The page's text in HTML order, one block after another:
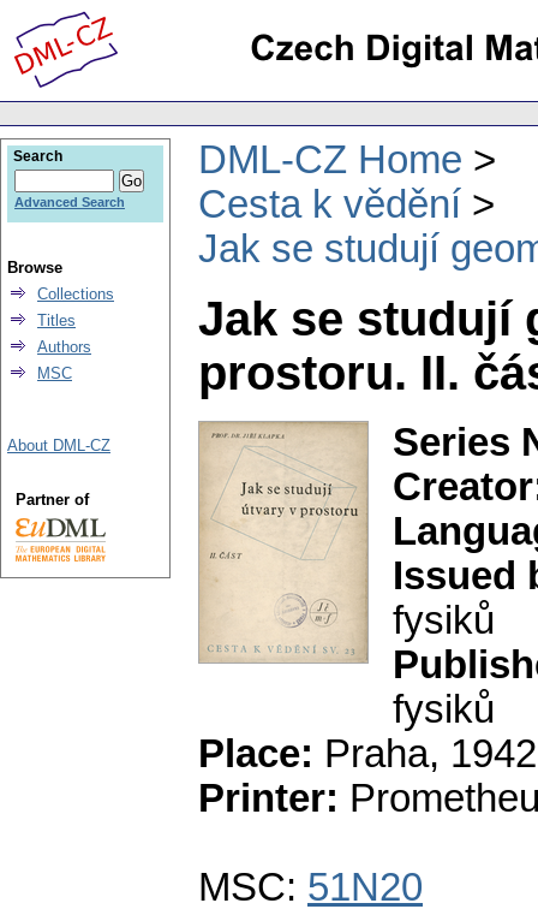
DML-CZ Home
Cesta k vědění
Jak se studují
Jak se studují
prostoru. II.
Series
Issued
fysiků
fysiků
Place: Praha, 1942
Printer:
MSC: 51N20
Search
Advanced Search
Browse
Collections
Titles
Authors
MSC
About DML-CZ
Partner of